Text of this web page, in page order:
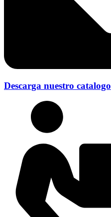
Descarga nuestro catalogo